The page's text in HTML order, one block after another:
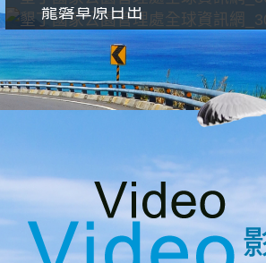
龍磐草原日出